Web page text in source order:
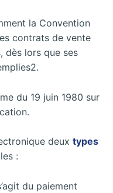
la Convention
contrats de vente
dès lors que ses
du 19 juin 1980 sur
deux types
:
du paiement